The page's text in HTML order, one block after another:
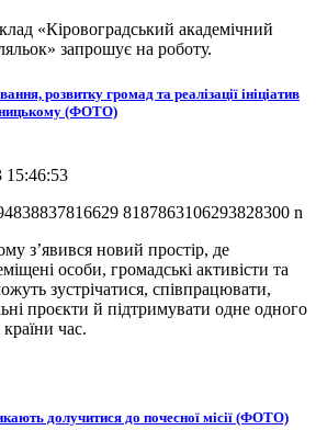
«Кіровоградський академічний
запрошує на роботу.
розвитку громад та реалізації ініціатив
(ФОТО)
15:46:53
з’явився новий простір, де
особи, громадські активісти та
зустрічатися, співпрацювати,
проєкти й підтримувати одне одного
час.
долучитися до почесної місії (ФОТО)